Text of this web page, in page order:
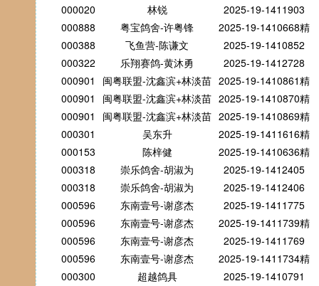
000020 林锐
2025-19-1411903
000888
粤宝鸽舍-许粤锋
2025-19-1410668精
000388
飞鱼营-陈谦文
2025-19-1410852
000322
乐翔赛鸽-黄沐勇
2025-19-1412728
000901
闽粤联盟-沈鑫滨+林淡苗 2025-19-1410861精
000901
闽粤联盟-沈鑫滨+林淡苗 2025-19-1410870精
000901
闽粤联盟-沈鑫滨+林淡苗 2025-19-1410869精
000301
吴东升
2025-19-1411616精
000153
陈梓健
2025-19-1410636精
000318
崇乐鸽舍-胡淑为
2025-19-1412405
000318
崇乐鸽舍-胡淑为
2025-19-1412406
000596
东南壹号-谢彦杰
2025-19-1411775
000596
东南壹号-谢彦杰
2025-19-1411739精
000596
东南壹号-谢彦杰
2025-19-1411769
000596
东南壹号-谢彦杰
2025-19-1411734精
000300
超越鸽具
2025-19-1410791